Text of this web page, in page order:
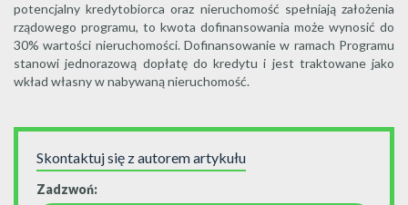
potencjalny kredytobiorca oraz nieruchomość spełniają założenia
rządowego programu, to kwota dofinansowania może wynosić do
30% wartości nieruchomości. Dofinansowanie w ramach Programu
stanowi jednorazową dopłatę do kredytu i jest traktowane jako
wkład własny w nabywaną nieruchomość.
Skontaktuj się z autorem artykułu
Zadzwoń: